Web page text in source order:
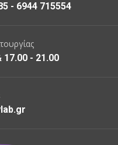
- 6944 715554
17.00 - 21.00